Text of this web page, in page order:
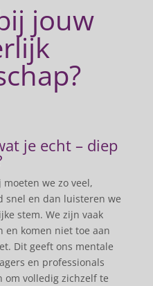
jouw
je echt – diep
we zo veel,
snel en dan luisteren we
stem. We zijn vaak
en komen niet toe aan
Dit geeft ons mentale
en professionals
om volledig zichzelf te